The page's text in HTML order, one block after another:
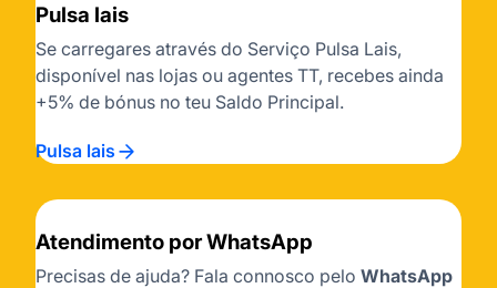
Pulsa lais
Se carregares através do Serviço Pulsa Lais,
disponível nas lojas ou agentes TT, recebes ainda
+5% de bónus no teu Saldo Principal.
Pulsa lais
Atendimento por WhatsApp
Precisas de ajuda? Fala connosco pelo WhatsApp